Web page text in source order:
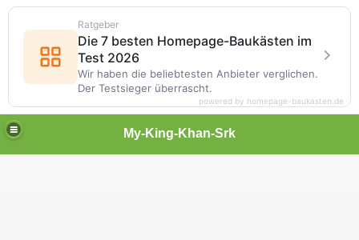
My-King-Khan-Srk
Ratgeber
Die 7 besten Homepage-Baukästen im
Test 2026
Wir haben die beliebtesten Anbieter verglichen.
Der Testsieger überrascht.
powered by homepage-baukasten.de